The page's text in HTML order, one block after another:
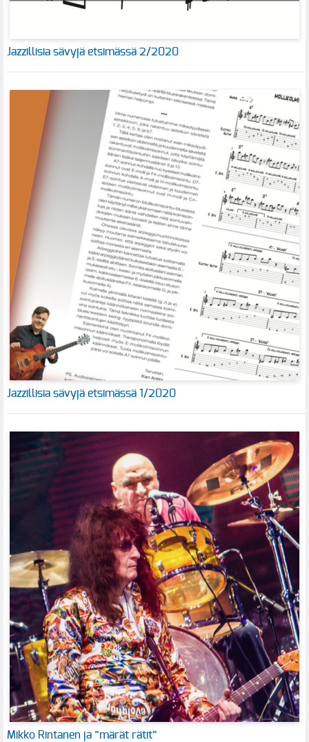
Jazzillisia sävyjä etsimässä 2/2020
Jazzillisia sävyjä etsimässä 1/2020
Mikko Rintanen ja ”märät rätit”